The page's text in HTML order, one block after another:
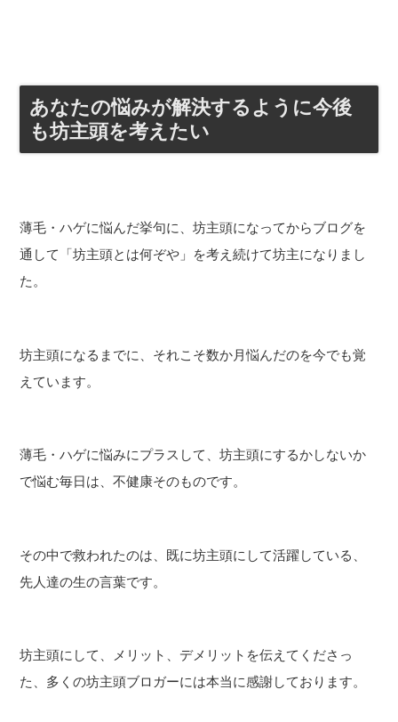
あなたの悩みが解決するように今後
も坊主頭を考えたい
薄毛・ハゲに悩んだ挙句に、坊主頭になってからブログを
通して「坊主頭とは何ぞや」を考え続けて坊主になりまし
た。
坊主頭になるまでに、それこそ数か月悩んだのを今でも覚
えています。
薄毛・ハゲに悩みにプラスして、坊主頭にするかしないか
で悩む毎日は、不健康そのものです。
その中で救われたのは、既に坊主頭にして活躍している、
先人達の生の言葉です。
坊主頭にして、メリット、デメリットを伝えてくださっ
た、多くの坊主頭ブロガーには本当に感謝しております。